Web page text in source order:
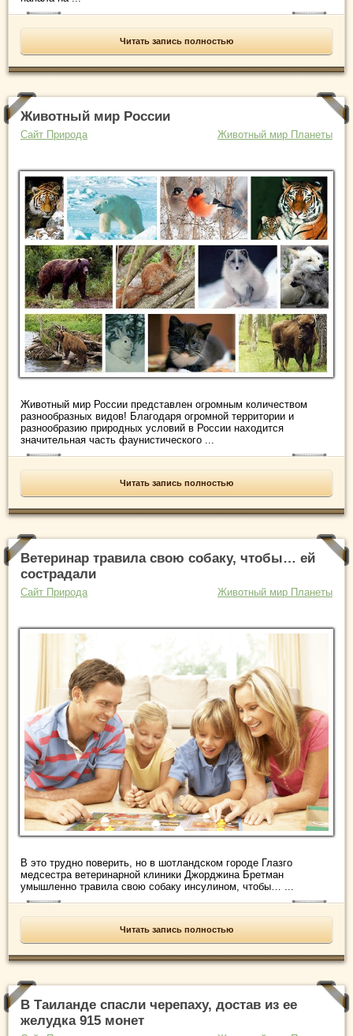
Читать запись полностью
Животный мир России
Сайт Природа Животный мир Планеты
Животный мир России представлен огромным количеством
разнообразных видов! Благодаря огромной территории и
разнообразию природных условий в России находится
значительная часть фаунистического ...
Читать запись полностью
Ветеринар травила свою собаку, чтобы… ей
сострадали
Сайт Природа Животный мир Планеты
В это трудно поверить, но в шотландском городе Глазго
медсестра ветеринарной клиники Джорджина Бретман
умышленно травила свою собаку инсулином, чтобы… ...
Читать запись полностью
В Таиланде спасли черепаху, достав из ее
желудка 915 монет